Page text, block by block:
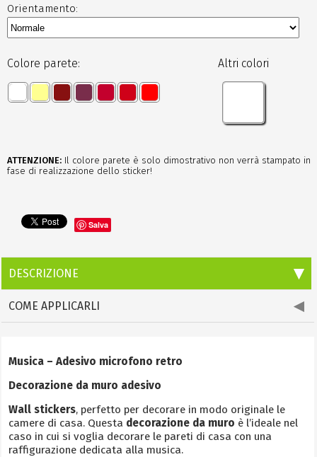
Orientamento:
Colore parete: Altri colori
ATTENZIONE: Il colore parete è solo dimostrativo non verrà stampato in
fase di realizzazione dello sticker!
Salva
DESCRIZIONE
COME APPLICARLI
Musica – Adesivo microfono retro
Decorazione da muro adesivo
Wall stickers, perfetto per decorare in modo originale le
camere di casa. Questa decorazione da muro è l’ideale nel
caso in cui si voglia decorare le pareti di casa con una
raffigurazione dedicata alla musica.